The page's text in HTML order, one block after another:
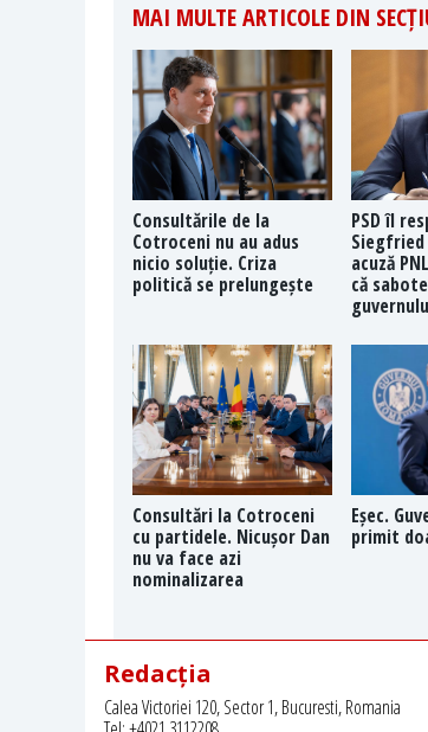
MAI MULTE ARTICOLE DIN
Consultările de la
Cotroceni nu au adus
nicio soluție. Criza
politică se prelungește
PSD îl
Siegfried
acuză
că
Consultări la Cotroceni
cu partidele. Nicușor Dan
nu va face azi
nominalizarea
Eșec.
primit
Redacția
Calea Victoriei 120, Sector 1, Bucuresti, Romania